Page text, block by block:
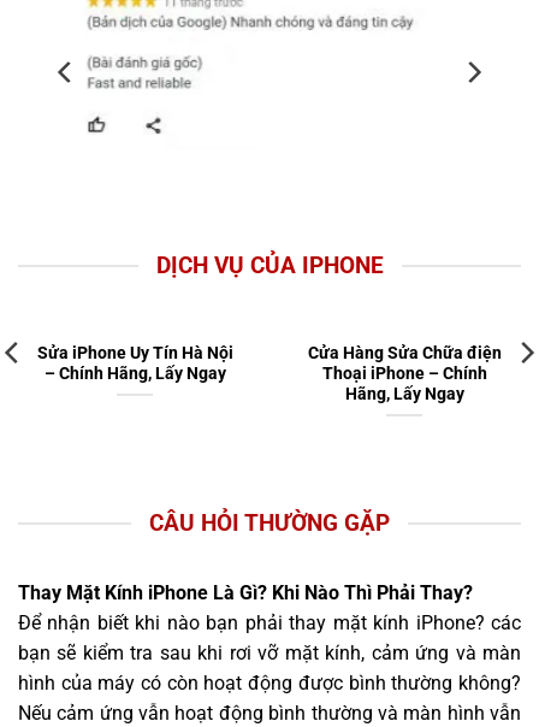
DỊCH VỤ CỦA IPHONE
Sửa iPhone Uy Tín Hà Nội
– Chính Hãng, Lấy Ngay
Cửa Hàng Sửa Chữa điện
Thoại iPhone – Chính
Hãng, Lấy Ngay
CÂU HỎI THƯỜNG GẶP
Thay Mặt Kính iPhone Là Gì? Khi Nào Thì Phải Thay?
Để nhận biết khi nào bạn phải thay mặt kính iPhone? các
bạn sẽ kiểm tra sau khi rơi vỡ mặt kính, cảm ứng và màn
hình của máy có còn hoạt động được bình thường không?
Nếu cảm ứng vẫn hoạt động bình thường và màn hình vẫn